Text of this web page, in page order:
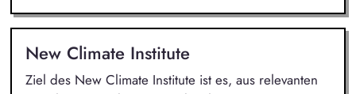
New Climate Institute
Ziel des New Climate Institute ist es, aus relevanten